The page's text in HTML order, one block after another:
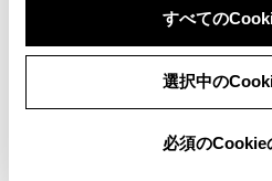
すべての
選択中の
必須のCookie
時間が少なくご案内